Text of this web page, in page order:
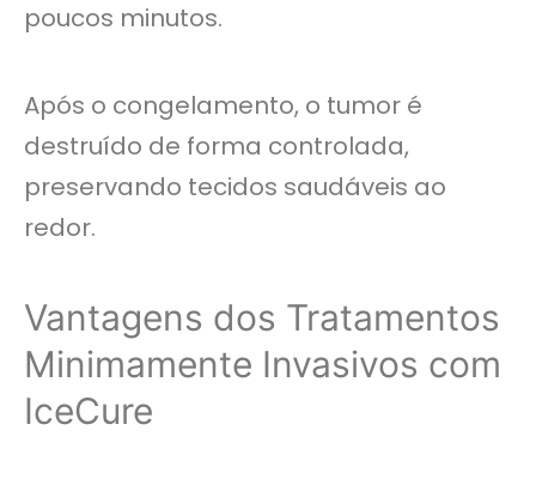
poucos minutos.
Após o congelamento, o tumor é
destruído de forma controlada,
preservando tecidos saudáveis ​​ao
redor.
Vantagens dos Tratamentos
Minimamente Invasivos com
IceCure